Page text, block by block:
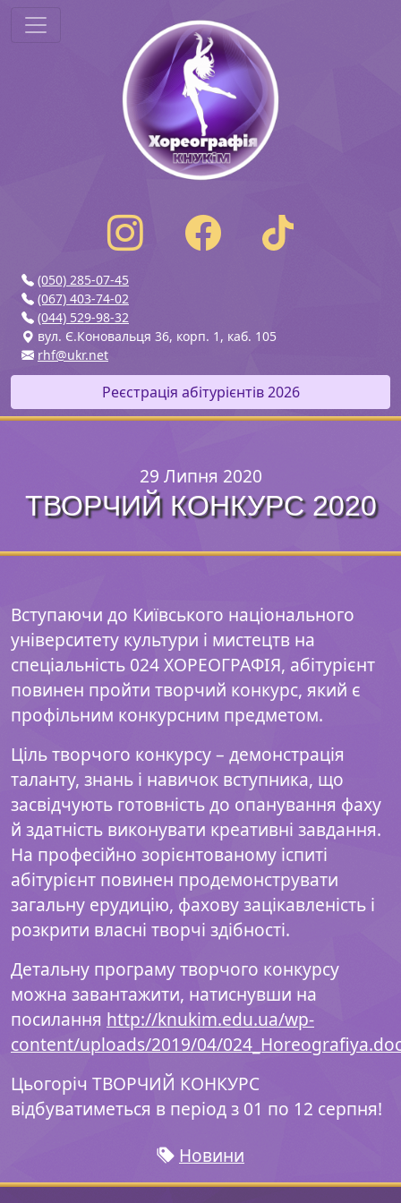
(050) 285-07-45
(067) 403-74-02
(044) 529-98-32
вул. Є.Коновальця 36, корп. 1, каб. 105
rhf@ukr.net
Реєстрація абітурієнтів 2026
29 Липня 2020
ТВОРЧИЙ КОНКУРС 2020
Вступаючи до Київського національного
університету культури і мистецтв на
спеціальність 024 ХОРЕОГРАФІЯ, абітурієнт
повинен пройти творчий конкурс, який є
профільним конкурсним предметом.
Ціль творчого конкурсу – демонстрація
таланту, знань і навичок вступника, що
засвідчують готовність до опанування фаху
й здатність виконувати креативні завдання.
На професійно зорієнтованому іспиті
абітурієнт повинен продемонструвати
загальну ерудицію, фахову зацікавленість і
розкрити власні творчі здібності.
Детальну програму творчого конкурсу
можна завантажити, натиснувши на
посилання http://knukim.edu.ua/wp-
content/uploads/2019/04/
Цьогоріч ТВОРЧИЙ КОНКУРС
відбуватиметься в період з 01 по 12 серпня!
Новини